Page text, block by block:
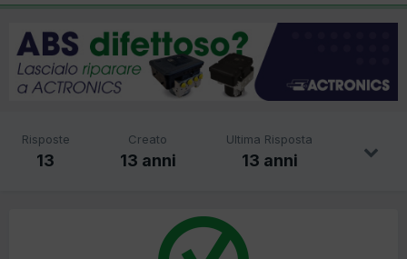
Risposte
13
Creato
13 anni
Ultima Risposta
13 anni